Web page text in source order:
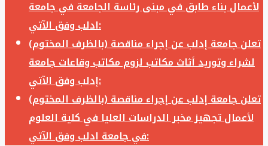
لأعمال بناء طابق في مبنى رئاسة الجامعة في جامعة
ادلب وفق الآتي:
تعلن جامعة إدلب عن إجراء مناقصة (بالظرف المختوم)
لشراء وتوريد أثاث مكاتب لزوم مكاتب وقاعات جامعة
إدلب وفق الآتي:
تعلن جامعة إدلب عن إجراء مناقصة (بالظرف المختوم)
لأعمال تجهيز مخبر الدراسات العليا في كلية العلوم
في جامعة ادلب وفق الآتي: